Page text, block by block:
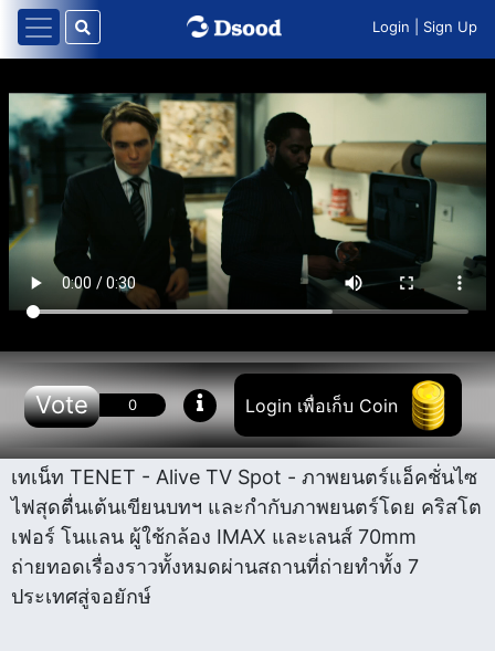
Login Sign Up
Vote 0 Login เพื่อเก็บ Coin
เทเน็ท TENET - Alive TV Spot - ภาพยนตร์แอ็คชั่นไซ
ไฟสุดตื่นเต้นเขียนบทฯ และกำกับภาพยนตร์โดย คริสโต
เฟอร์ โนแลน ผู้ใช้กล้อง IMAX และเลนส์ 70mm
ถ่ายทอดเรื่องราวทั้งหมดผ่านสถานที่ถ่ายทำทั้ง 7
ประเทศสู่จอยักษ์